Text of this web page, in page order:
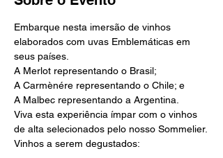
Embarque nesta imersão de vinhos
elaborados com uvas Emblemáticas em
seus países.
A Merlot representando o Brasil;
A Carmènére representando o Chile; e
A Malbec representando a Argentina.
Viva esta experiência ímpar com o vinhos
de alta selecionados pelo nosso Sommelier.
Vinhos a serem degustados: